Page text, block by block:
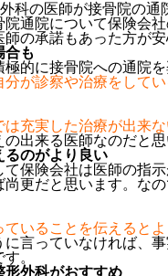
科の医師が接骨院の通
通院について保険会
の承諾もあった方が安
合も
的に接骨院への通院
分が診察や治療をして
は充実した治療が出来
出来る医師なのだと思
るのがより良い
保険会社は医師の指
更だと思います。な
ていることを伝えるとよ
言っていなければ、
。
形外科がおすすめ